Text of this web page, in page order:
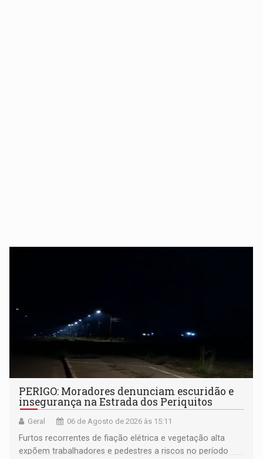
PERIGO: Moradores denunciam escuridão e
insegurança na Estrada dos Periquitos
Geral 06 de Agosto de 2026 às 15:11
Furtos recorrentes de fiação elétrica e vegetação alta
expõem trabalhadores e pedestres a riscos no período